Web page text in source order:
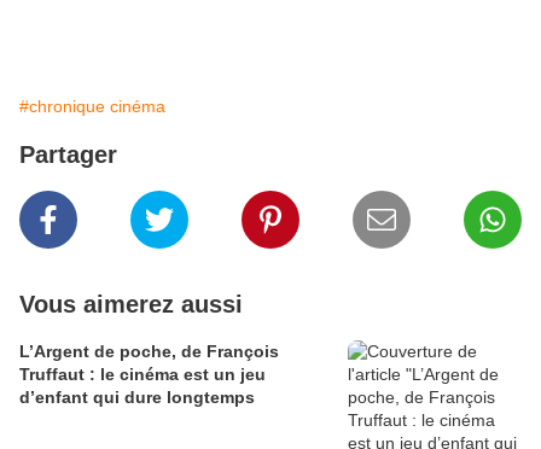
#chronique cinéma
Partager
Vous aimerez aussi
L’Argent de poche, de François
Truffaut : le cinéma est un jeu
d’enfant qui dure longtemps